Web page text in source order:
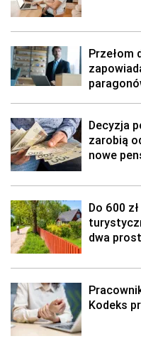
Przełom
Decyzja
zarobią
nowe
Do 600
dwa
Kodeks